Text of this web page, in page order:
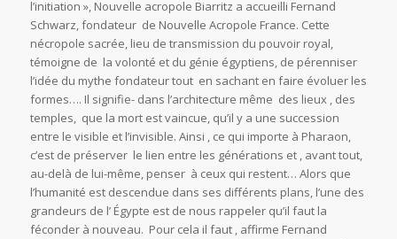
l’initiation », Nouvelle acropole Biarritz a accueilli Fernand
Schwarz, fondateur de Nouvelle Acropole France. Cette
nécropole sacrée, lieu de transmission du pouvoir royal,
témoigne de la volonté et du génie égyptiens, de pérenniser
l’idée du mythe fondateur tout en sachant en faire évoluer les
formes…. Il signifie- dans l’architecture même des lieux , des
temples, que la mort est vaincue, qu’il y a une succession
entre le visible et l’invisible. Ainsi , ce qui importe à Pharaon,
c’est de préserver le lien entre les générations et , avant tout,
au-delà de lui-même, penser à ceux qui restent… Alors que
l’humanité est descendue dans ses différents plans, l’une des
grandeurs de l’ Égypte est de nous rappeler qu’il faut la
féconder à nouveau. Pour cela il faut , affirme Fernand